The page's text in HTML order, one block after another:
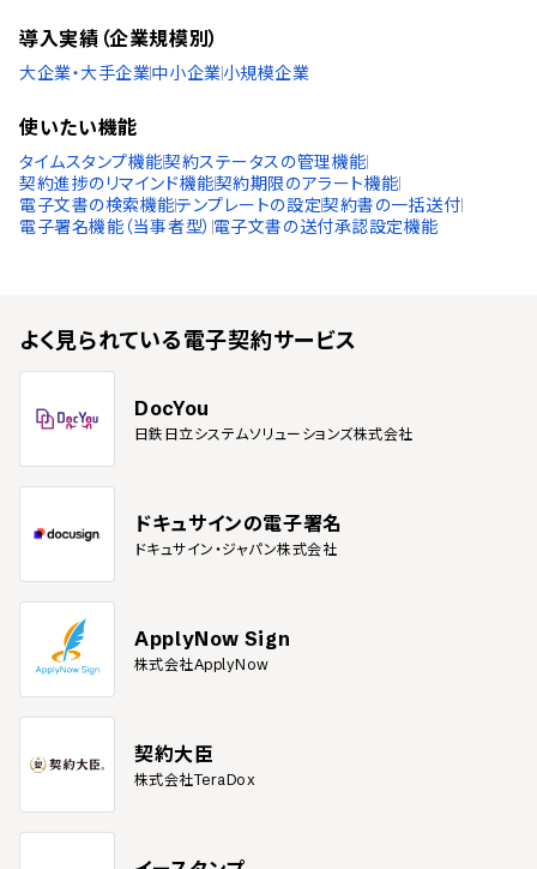
クロアチア語
ハンガリー語
トルコ語
ベトナム語
導入実績（企業規模別）
大企業・大手企業中小企業小規模企業
使いたい機能
タイムスタンプ機能契約ステータスの管理機能
契約進捗のリマインド機能契約期限のアラート機能
電子文書の検索機能テンプレートの設定契約書の一括送付
電子署名機能（当事者型） 電子文書の送付承認設定機能
よく見られている電子契約サービス
DocYou
日鉄日立システムソリューションズ株式会社
ドキュサインの電子署名
ドキュサイン・ジャパン株式会社
ApplyNow Sign
株式会社ApplyNow
契約大臣
株式会社TeraDox